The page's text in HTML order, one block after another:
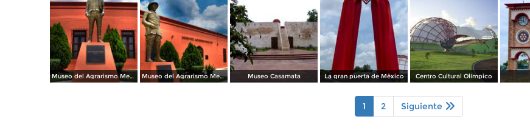
Museo del Agrarismo Mexicano Museo del Agrarismo Mexicano Museo Casamata La gran puerta de Mèxico Centro Cultural Olímpico
1 2 Siguiente